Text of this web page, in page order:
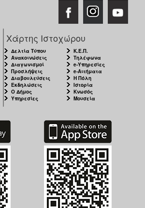
Χάρτης Ιστοχώρου
Δελτία Τύπου
Ανακοινώσεις
Διαγωνισμοί
Προσλήψεις
Διαβουλεύσεις
Εκδηλώσεις
Ο Δήμος
Υπηρεσίες
Κ.Ε.Π.
Τηλέφωνα
e-Υπηρεσίες
e-Αιτήματα
Η Πόλη
Ιστορία
Κνωσός
Μουσεία